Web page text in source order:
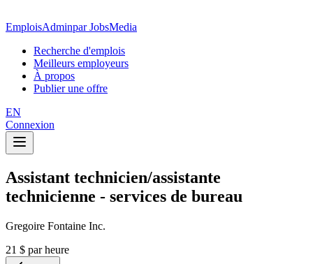
EmploisAdminpar JobsMedia
Recherche d'emplois
Meilleurs employeurs
À propos
Publier une offre
EN
Connexion
Assistant technicien/assistante
technicienne - services de bureau
Gregoire Fontaine Inc.
21 $ par heure